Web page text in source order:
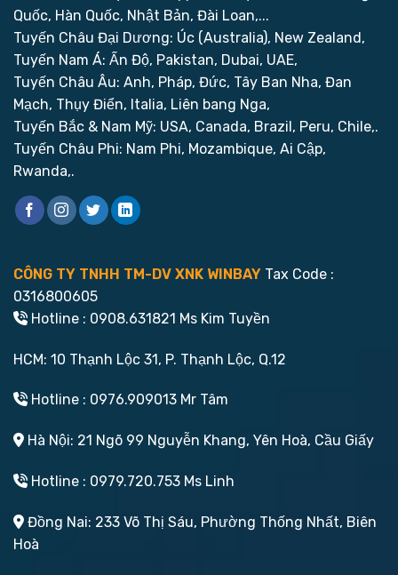
Quốc, Hàn Quốc, Nhật Bản, Đài Loan,...
Tuyến Châu Đại Dương: Úc (Australia), New Zealand,
Tuyến Nam Á: Ấn Độ, Pakistan, Dubai, UAE,
Tuyến Châu Âu: Anh, Pháp, Đức, Tây Ban Nha, Đan
Mạch, Thụy Điển, Italia, Liên bang Nga,
Tuyến Bắc & Nam Mỹ: USA, Canada, Brazil, Peru, Chile,.
Tuyến Châu Phi: Nam Phi, Mozambique, Ai Cập,
Rwanda,.
CÔNG TY TNHH TM-DV XNK WINBAY Tax Code :
0316800605
Hotline : 0908.631821 Ms Kim Tuyền
HCM: 10 Thạnh Lộc 31, P. Thạnh Lộc, Q.12
Hotline : 0976.909013 Mr Tâm
Hà Nội: 21 Ngõ 99 Nguyễn Khang, Yên Hoà, Cầu Giấy
Hotline : 0979.720.753 Ms Linh
Đồng Nai: 233 Võ Thị Sáu, Phường Thống Nhất, Biên
Hoà